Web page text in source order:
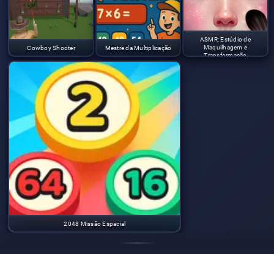
Cowboy Shooter Mestre da Multiplicação
ASMR: Estúdio de
Maquilhagem e
Transformação
2048 Missão Espacial